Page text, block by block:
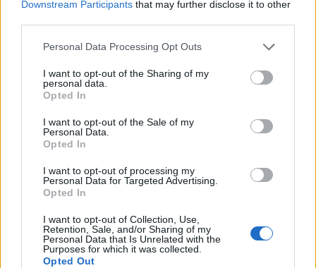
Downstream Participants that may further disclose it to other
Please note that this website/app uses one or more Google
not limited to your visit or usage behaviour. You may click to
grant or deny consent to Google and its third-party tags to
use your data for below specified purposes in below Google
consent section.
Personal Data Processing Opt Outs
I want to opt-out of the Sharing of my
personal data.
Opted In
I want to opt-out of the Sale of my
Personal Data.
Opted In
I want to opt-out of processing my
Personal Data for Targeted Advertising.
Opted In
I want to opt-out of Collection, Use,
Retention, Sale, and/or Sharing of my
Personal Data that Is Unrelated with the
Purposes for which it was collected.
Opted Out
Bárkiből valaki...
építészke•2020. február 05.
A fenti "beszédes" címmel indul új podcast
hamarosan a 24.hu-n. Úgy tűnik, hogy
végérvényesen visszatért a rádiós jellegű
beszélgetések ideje, csak éppen ezek a diskurzusok
már nem ott, hanem az internet megfelelő
csatornáin hallhatóak. Tegnapelőtt este arról írtunk,
hogy Krizsó Szilvia hamarosan…